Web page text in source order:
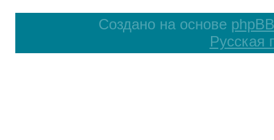
Создано на основе phpBB
Русская